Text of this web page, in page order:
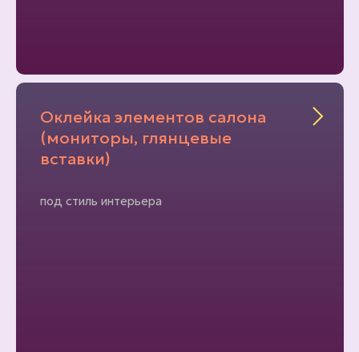
Оклейка элементов салона
(мониторы, глянцевые
вставки)
под стиль интерьера